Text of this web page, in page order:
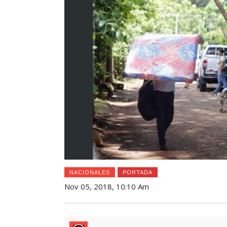
NACIONALES PORTADA
Nov 05, 2018, 10:10 Am